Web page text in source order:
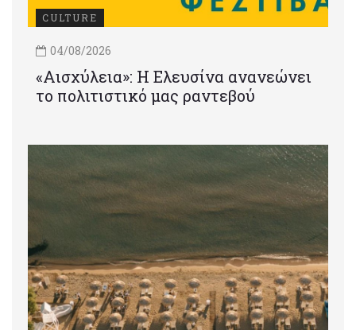
CULTURE
04/08/2026
«Αισχύλεια»: Η Ελευσίνα ανανεώνει
το πολιτιστικό μας ραντεβού